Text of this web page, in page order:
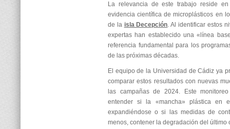
La relevancia de este trabajo reside
evidencia científica de microplásticos en
de la isla Decepción. Al identificar estos
expertas han establecido una «línea
referencia fundamental para los
de las próximas décadas.
El equipo de la Universidad de Cádiz ya
comparar estos resultados con nuevas
las campañas de 2024. Este
entender si la «mancha» plástica en
expandiéndose o si las medidas de
menos, contener la degradación del último